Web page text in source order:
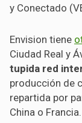
y Conectado
Envision tiene
Ciudad Real y
tupida red
producción de
repartida por
China o Francia.